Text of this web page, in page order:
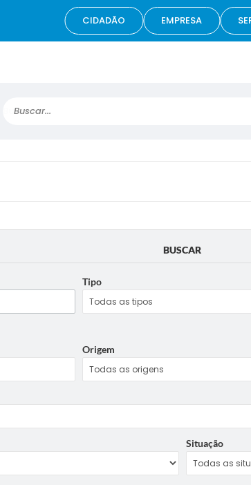
Buscar...
CIDADÃO EMPRESA
BUSCAR
Tipo
Origem
Situação